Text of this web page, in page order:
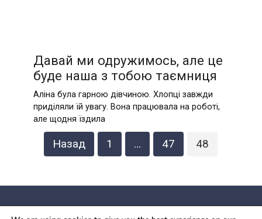
Давай ми одружимось, але це
буде наша з тобою таємниця
Аліна була гарною дівчиною. Хлопці завжди
приділяли їй увагу. Вона працювала на роботі,
але щодня їздила
Назад 1 … 47 48